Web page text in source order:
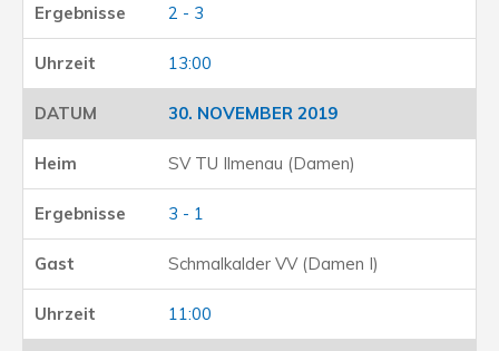
2 - 3
13:00
30. NOVEMBER 2019
SV TU Ilmenau (Damen)
3 - 1
Schmalkalder VV (Damen I)
11:00